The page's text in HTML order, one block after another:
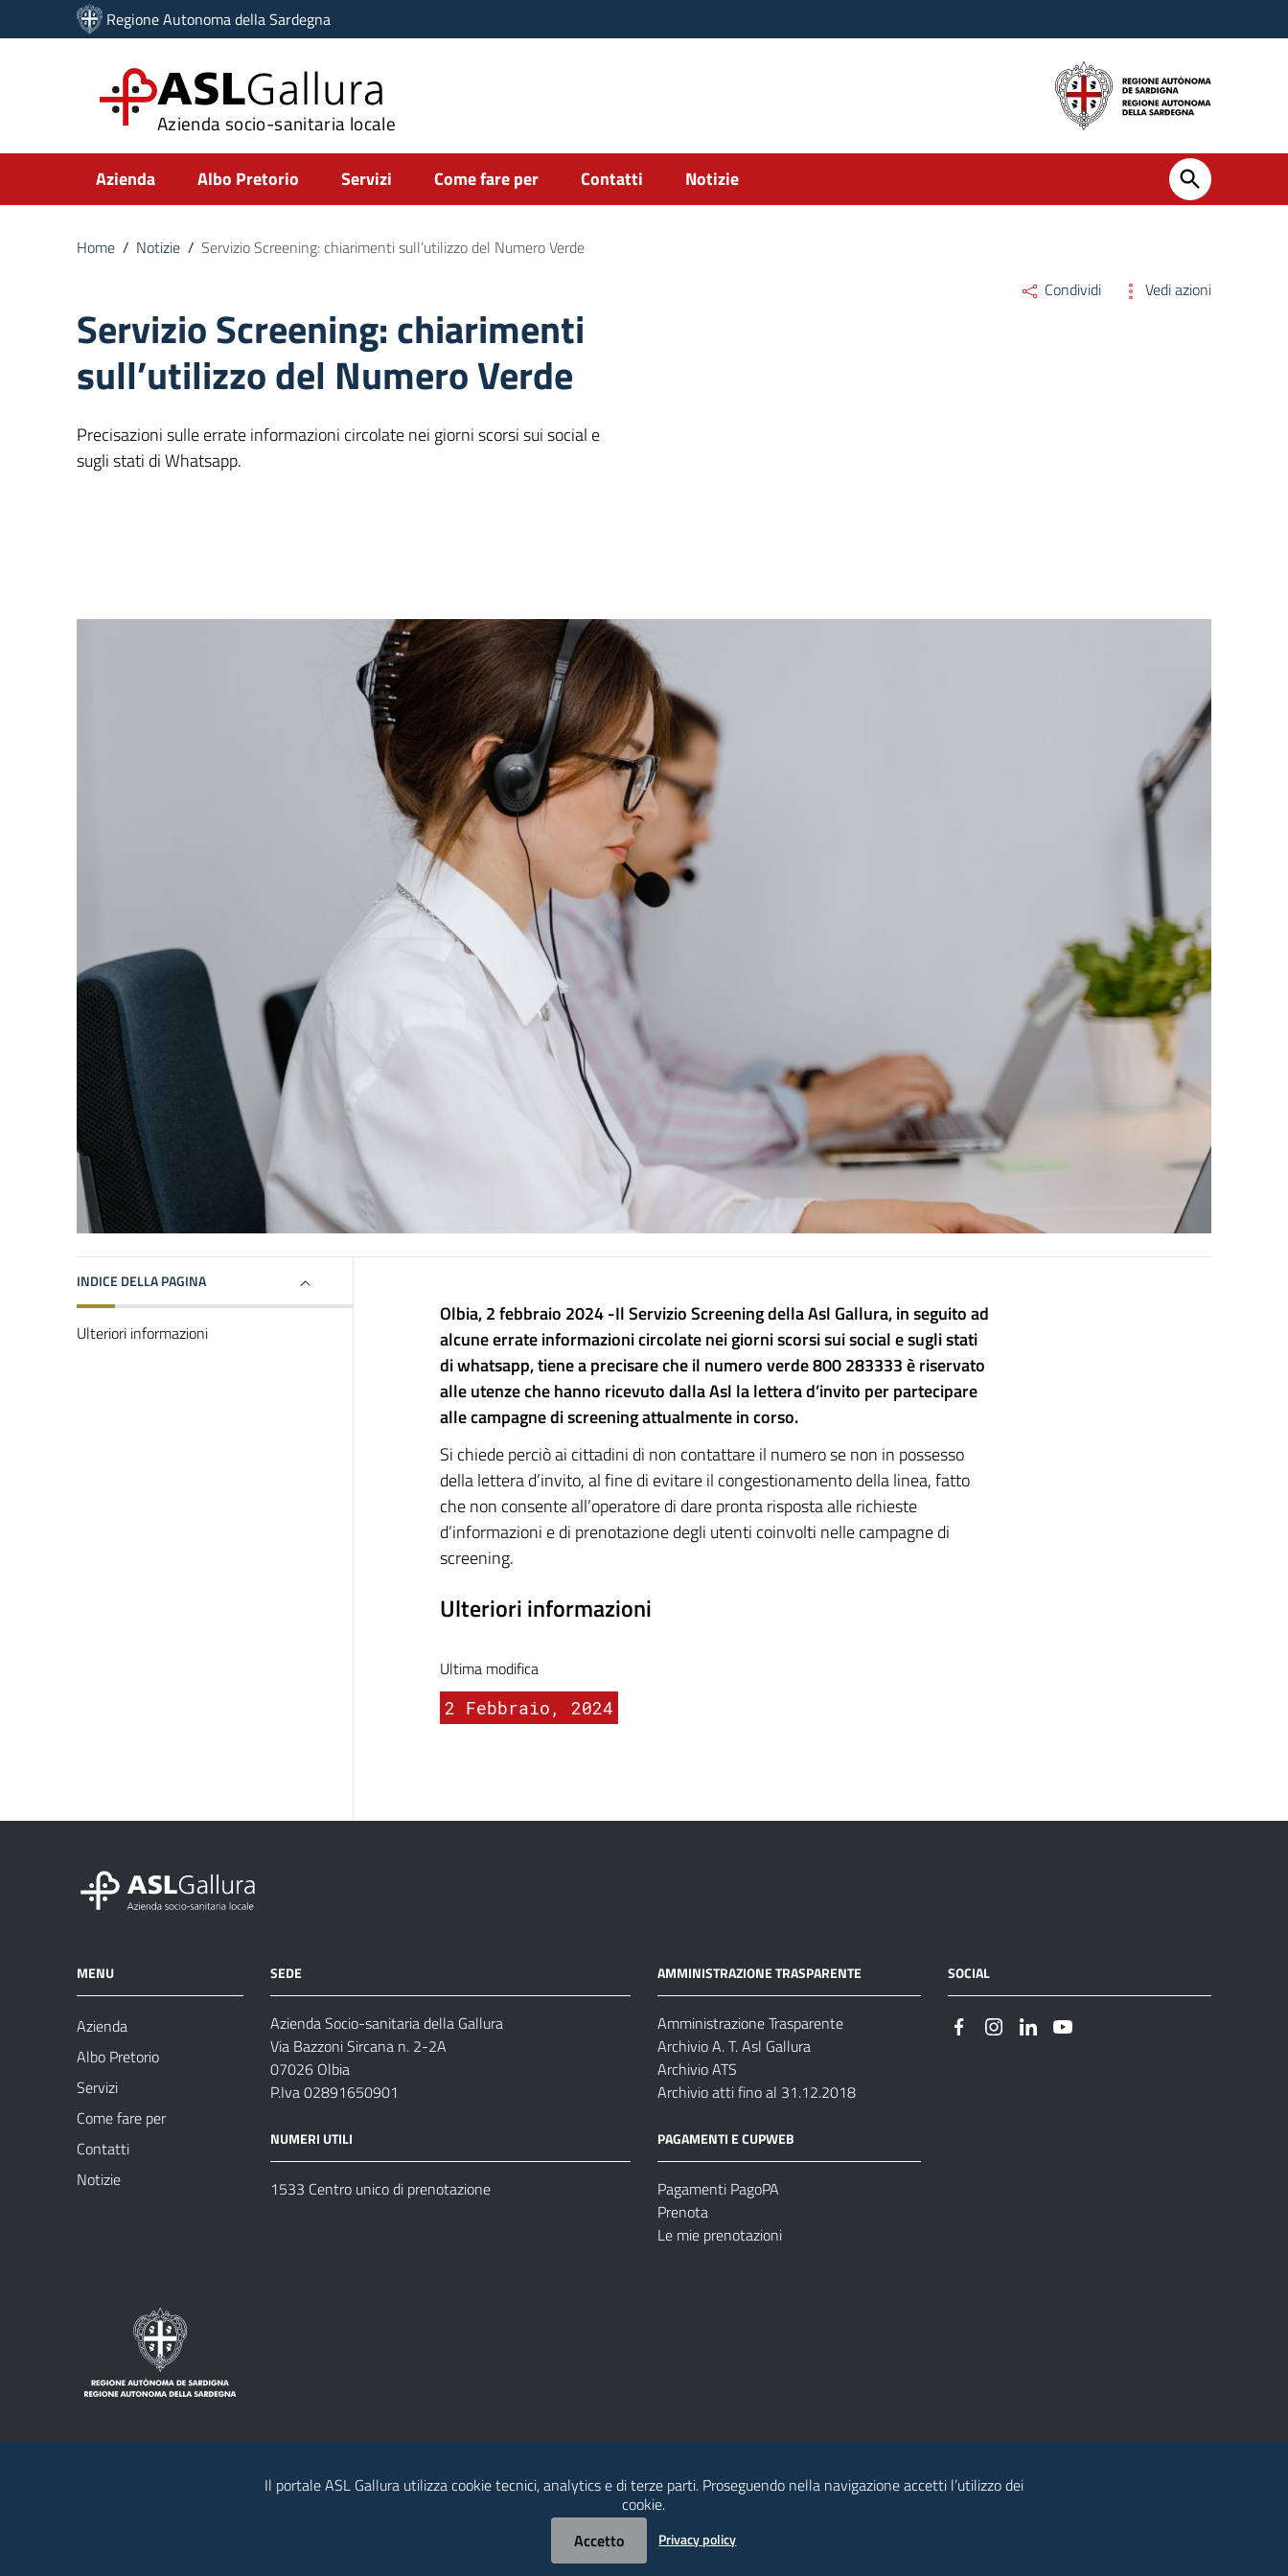
Vai ai contenuti
Vai al menu di navigazione
Regione Autonoma della Sardegna
ASLGallura
Azienda socio-sanitaria locale
Submenu
Azienda Albo Pretorio Servizi Come fare per Contatti Notizie
Home / Notizie / Servizio Screening: chiarimenti sull’utilizzo del Numero Verde
Servizio Screening: chiarimenti
sull’utilizzo del Numero Verde
Precisazioni sulle errate informazioni circolate nei giorni scorsi sui social e
sugli stati di Whatsapp.
Condividi Vedi azioni
INDICE DELLA PAGINA
Ulteriori informazioni
Olbia, 2 febbraio 2024 -IlServizio Screening della Asl Gallura, in seguito ad
alcune errate informazioni circolate nei giorni scorsi sui social e sugli stati
di whatsapp, tiene a precisare che il numero verde 800 283333 è riservato
alle utenze che hanno ricevuto dalla Asl la lettera d’invito per partecipare
alle campagne di screening attualmente in corso.
Si chiede perciò ai cittadini di non contattare il numero se non in possesso
della lettera d’invito, al fine di evitare il congestionamento della linea, fatto
che non consente all’operatore di dare pronta risposta alle richieste
d’informazioni e di prenotazione degli utenti coinvolti nelle campagne di
screening.
Ulteriori informazioni
Ultima modifica
2 Febbraio, 2024
MENU
Azienda
Albo Pretorio
Servizi
Come fare per
Contatti
Notizie
SEDE
Azienda Socio-sanitaria della Gallura
Via Bazzoni Sircana n. 2-2A
07026 Olbia
P.Iva 02891650901
NUMERI UTILI
1533 Centro unico di prenotazione
AMMINISTRAZIONE TRASPARENTE
Amministrazione Trasparente
Archivio A. T. Asl Gallura
Archivio ATS
Archivio atti fino al 31.12.2018
PAGAMENTI E CUPWEB
Pagamenti PagoPA
Prenota
Le mie prenotazioni
SOCIAL
Privacy policy Contatti Modulistica Dichiarazione di Accessibilità
Il portale ASL Gallura utilizza cookie tecnici, analytics e di terze parti. Proseguendo nella navigazione accetti l’utilizzo dei
cookie.
Accetto
Privacy policy